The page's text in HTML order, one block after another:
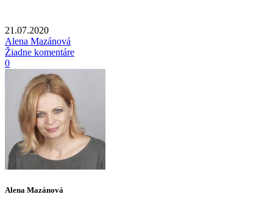
21.07.2020
Alena Mazánová
Žiadne komentáre
0
Alena Mazánová